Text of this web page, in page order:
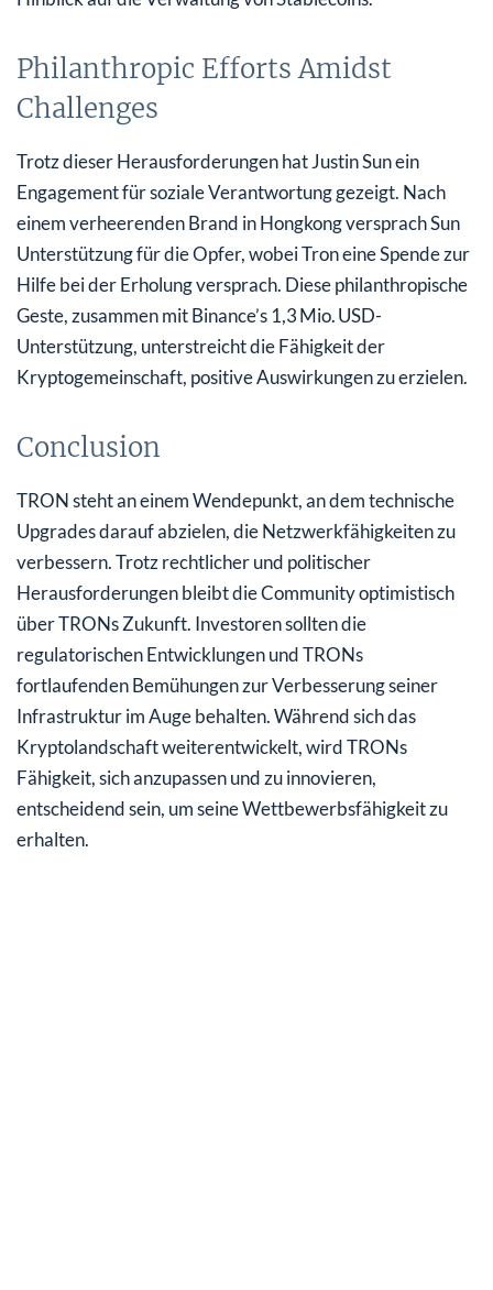
Philanthropic Efforts Amidst
Challenges
Trotz dieser Herausforderungen hat Justin Sun ein
Engagement für soziale Verantwortung gezeigt. Nach
einem verheerenden Brand in Hongkong versprach Sun
Unterstützung für die Opfer, wobei Tron eine Spende zur
Hilfe bei der Erholung versprach. Diese philanthropische
Geste, zusammen mit Binance’s 1,3 Mio. USD-
Unterstützung, unterstreicht die Fähigkeit der
Kryptogemeinschaft, positive Auswirkungen zu erzielen.
Conclusion
TRON steht an einem Wendepunkt, an dem technische
Upgrades darauf abzielen, die Netzwerkfähigkeiten zu
verbessern. Trotz rechtlicher und politischer
Herausforderungen bleibt die Community optimistisch
über TRONs Zukunft. Investoren sollten die
regulatorischen Entwicklungen und TRONs
fortlaufenden Bemühungen zur Verbesserung seiner
Infrastruktur im Auge behalten. Während sich das
Kryptolandschaft weiterentwickelt, wird TRONs
Fähigkeit, sich anzupassen und zu innovieren,
entscheidend sein, um seine Wettbewerbsfähigkeit zu
erhalten.